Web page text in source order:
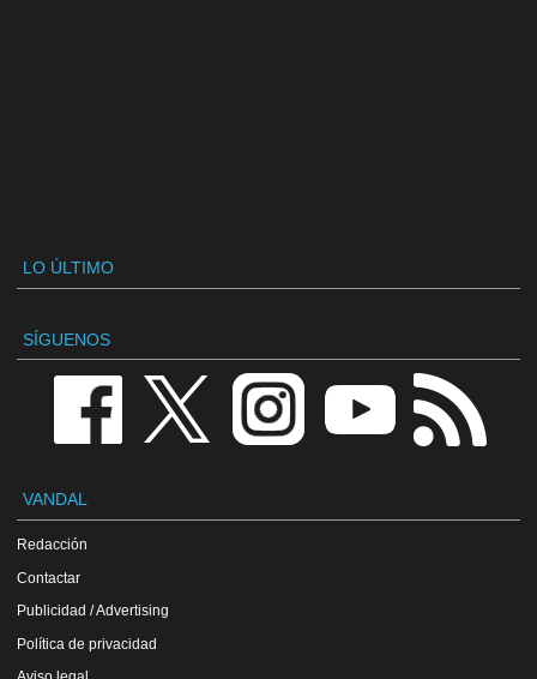
LO ÚLTIMO
SÍGUENOS
VANDAL
Redacción
Contactar
Publicidad / Advertising
Política de privacidad